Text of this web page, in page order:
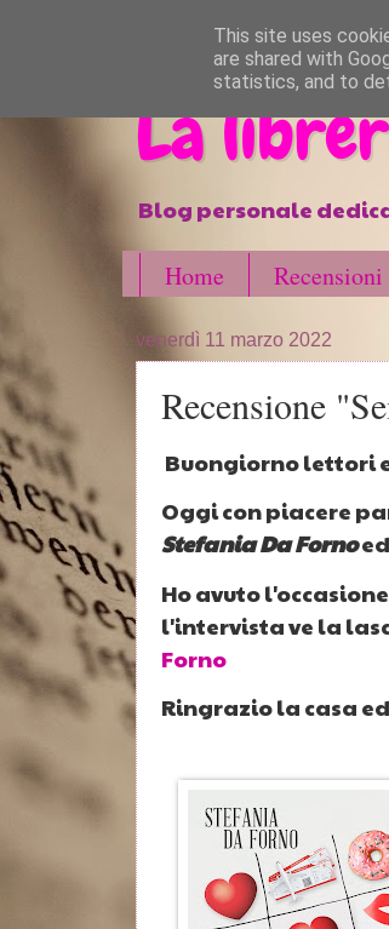
La
Blog personale
Home
venerdì 11 marzo 2022
Recensione
Buongiorno lettori
Oggi con piacere
Stefania Da Forno
Ho avuto
l'intervista ve la
Forno
Ringrazio la casa
This site uses
are shared with
statistics, and to